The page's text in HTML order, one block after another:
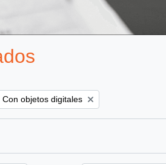
Remove filter:
Con objetos digitales